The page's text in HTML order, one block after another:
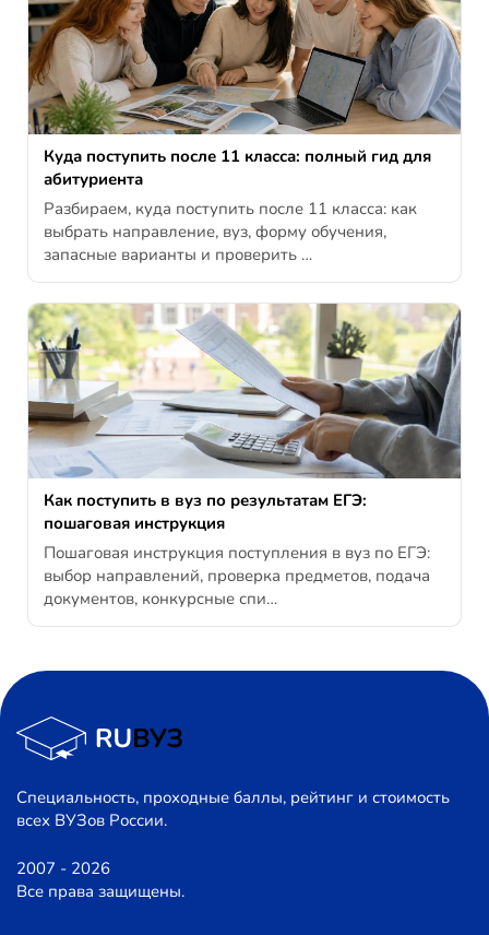
Куда поступить после 11 класса: полный гид для
абитуриента
Разбираем, куда поступить после 11 класса: как
выбрать направление, вуз, форму обучения,
запасные варианты и проверить …
Как поступить в вуз по результатам ЕГЭ:
пошаговая инструкция
Пошаговая инструкция поступления в вуз по ЕГЭ:
выбор направлений, проверка предметов, подача
документов, конкурсные спи…
Специальность, проходные баллы, рейтинг и стоимость
всех ВУЗов России.
2007 - 2026
Все права защищены.